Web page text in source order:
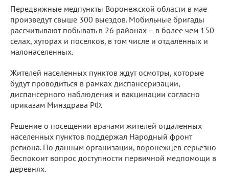
Передвижные медпункты Воронежской области в мае
произведут свыше 300 выездов. Мобильные бригады
рассчитывают побывать в 26 районах – в более чем 150
селах, хуторах и поселков, в том числе и отдаленных и
малонаселенных.
Жителей населенных пунктов ждут осмотры, которые
будут проводиться в рамках диспансеризации,
диспансерного наблюдения и вакцинации согласно
приказам Минздрава РФ.
Решение о посещении врачами жителей отдаленных
населенных пунктов поддержал Народный фронт
региона. По данным организации, воронежцев серьезно
беспокоит вопрос доступности первичной медпомощи в
деревнях.